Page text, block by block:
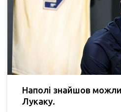
Наполі знайшов
Лукаку.